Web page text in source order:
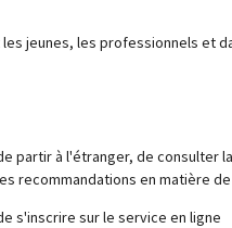
jeunes, les professionnels et
partir à l'étranger, de consulter
recommandations en matière
s'inscrire sur le service en ligne